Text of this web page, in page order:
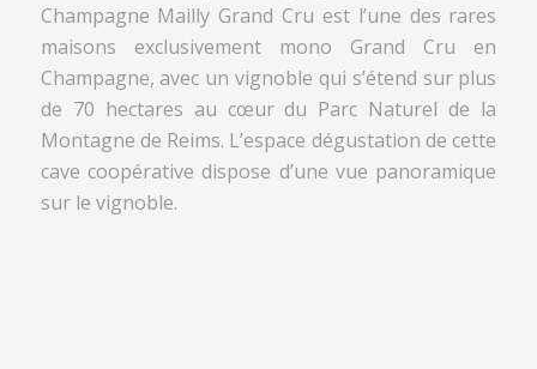
Champagne Mailly Grand Cru est l’une des rares
maisons exclusivement mono Grand Cru en
Champagne, avec un vignoble qui s’étend sur plus
de 70 hectares au cœur du Parc Naturel de la
Montagne de Reims. L’espace dégustation de cette
cave coopérative dispose d’une vue panoramique
sur le vignoble.